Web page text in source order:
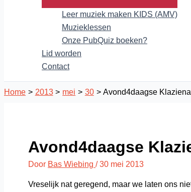
Leer muziek maken KIDS (AMV)
Muzieklessen
Onze PubQuiz boeken?
Lid worden
Contact
Home 2013 mei 30 Avond4daagse
Avond4daagse
Door Bas Wiebing /30 mei 2013
Vreselijk nat geregend, maar we laten ons